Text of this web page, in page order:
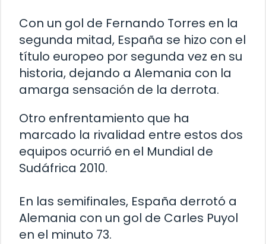
Con un gol de Fernando Torres en la
segunda mitad, España se hizo con el
título europeo por segunda vez en su
historia, dejando a Alemania con la
amarga sensación de la derrota.
Otro enfrentamiento que ha
marcado la rivalidad entre estos dos
equipos ocurrió en el Mundial de
Sudáfrica 2010.
En las semifinales, España derrotó a
Alemania con un gol de Carles Puyol
en el minuto 73.